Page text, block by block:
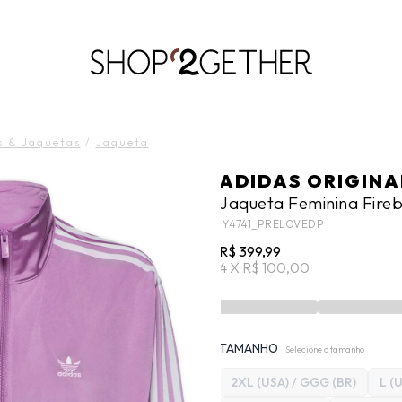
ROUPAS WORKWEAR
ROUPAS VESTIDOS
& Jaquetas / Jaqueta
ADIDAS
Jaqueta Feminina
IY4741_PRELOVEDP
R$ 399,99
4 X R$ 100,00
TAMANHO Selecione o tamanho
2XL (USA) / GGG (BR) L